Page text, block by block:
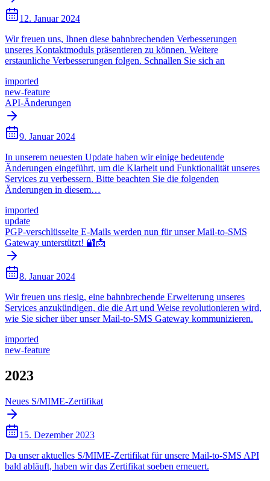
12. Januar 2024
Wir freuen uns, Ihnen diese bahnbrechenden Verbesserungen
unseres Kontaktmoduls präsentieren zu können. Weitere
erstaunliche Verbesserungen folgen. Schnallen Sie sich an
imported
new-feature
API-Änderungen
9. Januar 2024
In unserem neuesten Update haben wir einige bedeutende
Änderungen eingeführt, um die Klarheit und Funktionalität unseres
Services zu verbessern. Bitte beachten Sie die folgenden
Änderungen in diesem…
imported
update
PGP-verschlüsselte E-Mails werden nun für unser Mail-to-SMS
Gateway unterstützt! 🔐📩
8. Januar 2024
Wir freuen uns riesig, eine bahnbrechende Erweiterung unseres
Services anzukündigen, die die Art und Weise revolutionieren wird,
wie Sie sicher über unser Mail-to-SMS Gateway kommunizieren.
imported
new-feature
2023
Neues S/MIME-Zertifikat
15. Dezember 2023
Da unser aktuelles S/MIME-Zertifikat für unsere Mail-to-SMS API
bald abläuft, haben wir das Zertifikat soeben erneuert.